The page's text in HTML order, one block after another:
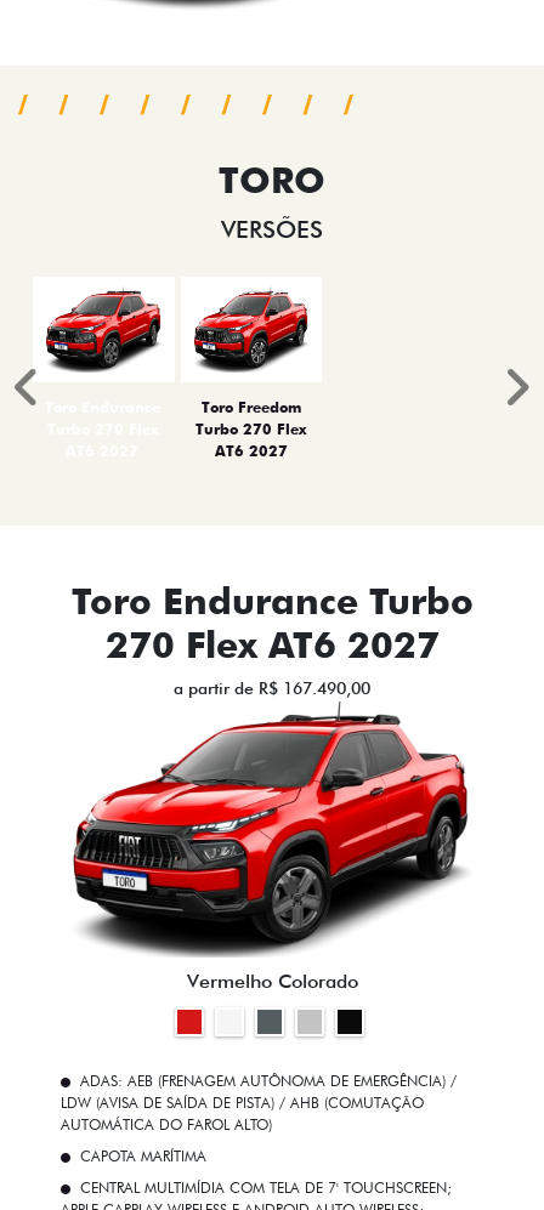
TORO
VERSÕES
Toro Freedom
Turbo 270 Flex
AT6 2027
Anterior
Toro Endurance Turbo
270 Flex AT6 2027
a partir de R$ 167.490,00
Vermelho Colorado
ADAS: AEB (FRENAGEM AUTÔNOMA DE EMERGÊNCIA) /
LDW (AVISA DE SAÍDA DE PISTA) / AHB (COMUTAÇÃO
AUTOMÁTICA DO FAROL ALTO)
CAPOTA MARÍTIMA
CENTRAL MULTIMÍDIA COM TELA DE 7' TOUCHSCREEN;